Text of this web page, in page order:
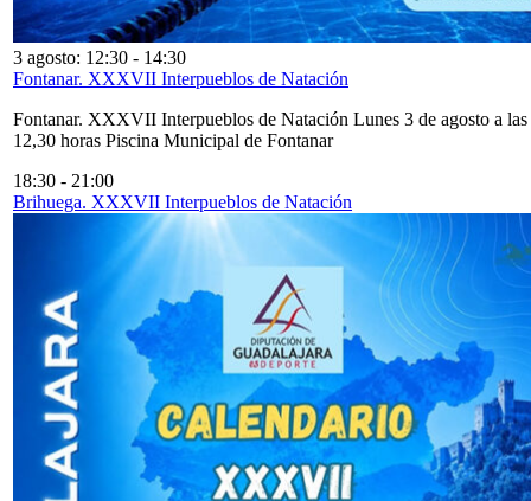
3 agosto: 12:30 - 14:30
Fontanar. XXXVII Interpueblos de Natación
Fontanar. XXXVII Interpueblos de Natación Lunes 3 de agosto a las
12,30 horas Piscina Municipal de Fontanar
18:30 - 21:00
Brihuega. XXXVII Interpueblos de Natación